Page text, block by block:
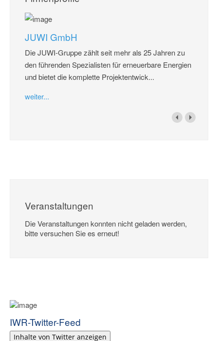
JUWI GmbH
Die JUWI-Gruppe zählt seit mehr als 25 Jahren zu
den führenden Spezialisten für erneuerbare Energien
und bietet die komplette Projektentwick...
weiter...
Veranstaltungen
Die Veranstaltungen konnten nicht geladen werden,
bitte versuchen Sie es erneut!
IWR-Twitter-Feed
Inhalte von Twitter anzeigen